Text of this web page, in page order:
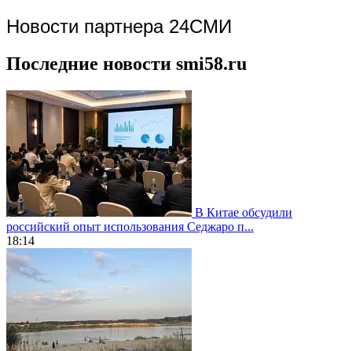
Новости партнера 24СМИ
Последние новости smi58.ru
В Китае обсудили
российский опыт использования Седжаро п...
18:14